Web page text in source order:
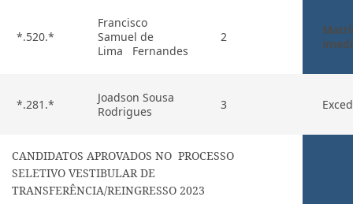
*.520.*
Francisco
Samuel de
Lima Fernandes
2
*.281.*
Joadson Sousa
Rodrigues
3
CANDIDATOS APROVADOS NO PROCESSO
SELETIVO VESTIBULAR DE
TRANSFERÊNCIA/REINGRESSO 2023